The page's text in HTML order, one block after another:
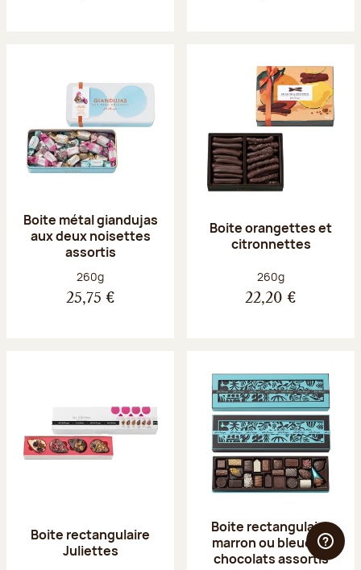
Boite métal giandujas
aux deux noisettes
assortis
Poids net :
260g
25,75 €
Boite orangettes et
citronnettes
Poids net :
260g
22,20 €
Boite rectangulaire
Juliettes
Boite rectangulaire
marron ou bleue 23
chocolats assortis